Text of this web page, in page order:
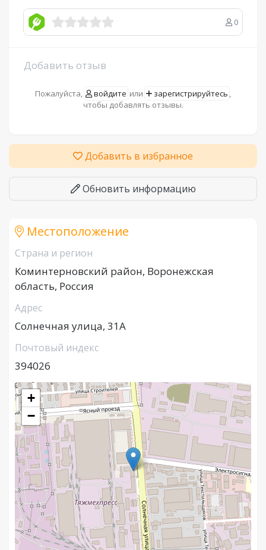
0
Добавить отзыв
Пожалуйста, войдите или зарегистрируйтесь ,
чтобы добавлять отзывы.
Добавить в избранное
Обновить информацию
Местоположение
Страна и регион
Коминтерновский район, Воронежская
область, Россия
Адрес
Солнечная улица, 31А
Почтовый индекс
394026
+
−